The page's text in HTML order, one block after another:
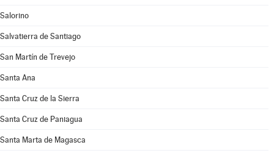
Salorino
Salvatierra de Santiago
San Martín de Trevejo
Santa Ana
Santa Cruz de la Sierra
Santa Cruz de Paniagua
Santa Marta de Magasca